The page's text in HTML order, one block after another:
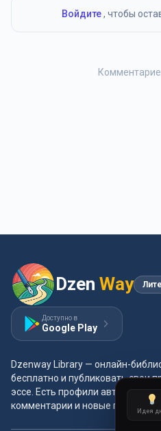
Войдите, чтобы
Dzen Way
Доступно в
Google Play
Dzenway Library — онлайн-
бесплатно и публиковать свои
эссе. Есть профили авторов,
комментарии и новые главыИдея